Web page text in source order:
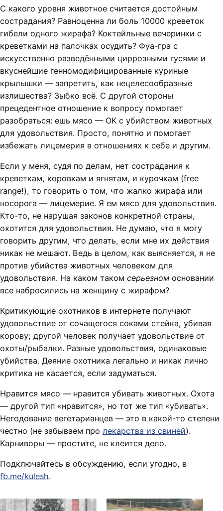
С какого уровня животное считается достойным
сострадания? Равноценна ли боль 10000 креветок
гибели одного жирафа? Коктейльные вечеринки с
креветками на палочках осудить? Фуа-гра с
искусственно разведёнными циррозными гусями и
вкуснейшие генномодифицированные куриные
крылышки — запретить, как нецелесообразные
излишества? Зыбко всё. С другой стороны
прецедентное отношение к вопросу помогает
разобраться: ешь мясо — ОК с убийством животных
для удовольствия. Просто, понятно и помогает
избежать лицемерия в отношениях к себе и другим.
Если у меня, судя по делам, нет сострадания к
креветкам, коровкам и ягнятам, и курочкам (free
range!), то говорить о том, что жалко жирафа или
носорога — лицемерие. Я ем мясо для удовольствия.
Кто-то, не нарушая законов конкретной страны,
охотится для удовольствия. Не думаю, что я могу
говорить другим, что делать, если мне их действия
никак не мешают. Ведь в целом, как выясняется, я не
против убийства животных человеком для
удовольствия. На каком таком серьезном основании
все набросились на женщину с жирафом?
Критикующие охотников в интернете получают
удовольствие от сочащегося соками стейка, убивая
корову; другой человек получает удовольствие от
охоты/рыбалки. Разные удовольствия, одинаковые
убийства. Деяние охотника легально и никак лично
критика не касается, если задуматься.
Нравится мясо — нравится убивать животных. Охота
— другой тип «нравится», но тот же тип «убивать».
Негодование вегетарианцев — это в какой-то степени
честно (не забываем про лекарства из свиней).
Карниворы — простите, не клеится дело.
Подключайтесь в обсуждению, если угодно, в
fb.me/kulesh.